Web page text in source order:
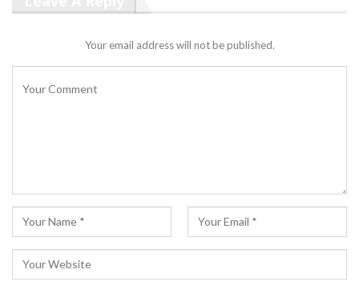
Your email address will not be published.